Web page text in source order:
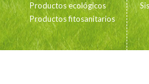
Productos ecológicos
Productos fitosanitarios